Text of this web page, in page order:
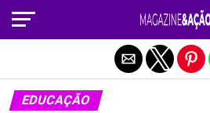
EDUCAÇÃO
Sair da versão